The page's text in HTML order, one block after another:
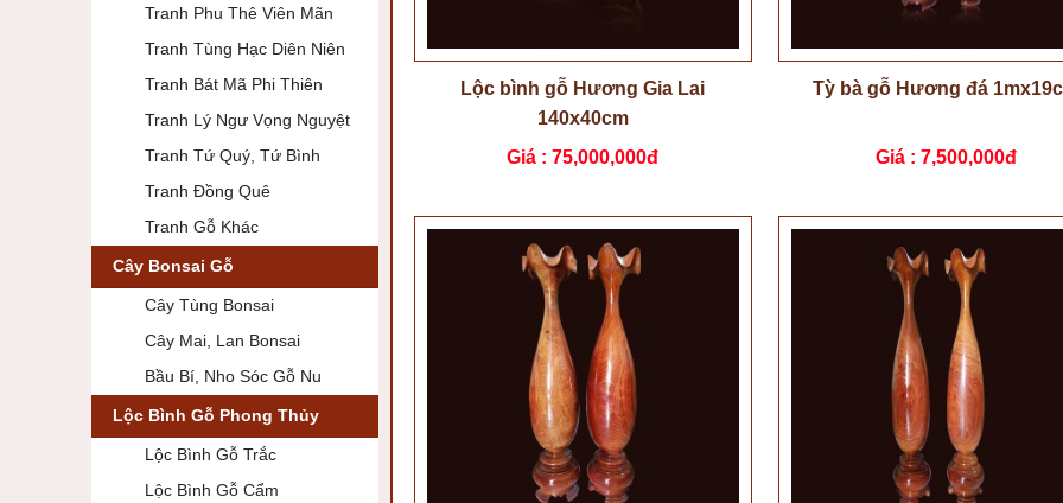
Tranh Phu Thê Viên Mãn
Tranh Tùng Hạc Diên Niên
Tranh Bát Mã Phi Thiên
Tranh Lý Ngư Vọng Nguyệt
Tranh Tứ Quý, Tứ Bình
Tranh Đồng Quê
Tranh Gỗ Khác
Cây Bonsai Gỗ
Cây Tùng Bonsai
Cây Mai, Lan Bonsai
Bầu Bí, Nho Sóc Gỗ Nu
Lộc Bình Gỗ Phong Thủy
Lộc Bình Gỗ Trắc
Lộc Bình Gỗ Cẩm
Lộc bình gỗ Hương Gia Lai
140x40cm
Giá :75,000,000đ
Tỳ bà gỗ Hương đá
Giá :7,500,000đ